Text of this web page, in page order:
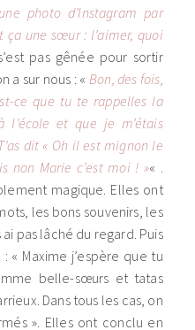
photo d’Instagram par
ça une sœur : l’aimer, quoi
pas gênée pour sortir
a sur nous : « Bon, des fois,
ce que tu te rappelles la
et que je m’étais
dit « Oh il est mignon le
non Marie c’est moi ! »« .
magique. Elles ont
les bons souvenirs, les
pas lâché du regard. Puis
« Maxime j’espère que tu
belle-sœurs et tatas
Dans tous les cas, on
». Elles ont conclu en